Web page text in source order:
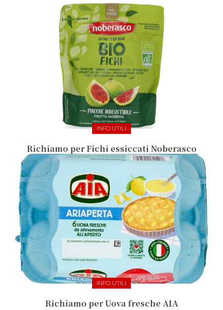
INFO UTILI
Richiamo per Fichi essiccati Noberasco
INFO UTILI
Richiamo per Uova fresche AIA